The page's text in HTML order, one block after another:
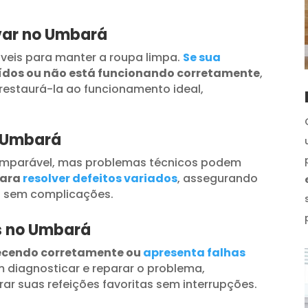
no Umbará
para manter a roupa limpa. Se sua
ou não está funcionando corretamente,
la ao funcionamento ideal,
mas problemas técnicos podem
resolver defeitos variados, assegurando
complicações.
no Umbará
corretamente ou apresenta falhas
diagnosticar e reparar o problema,
suas refeições favoritas sem interrupções.